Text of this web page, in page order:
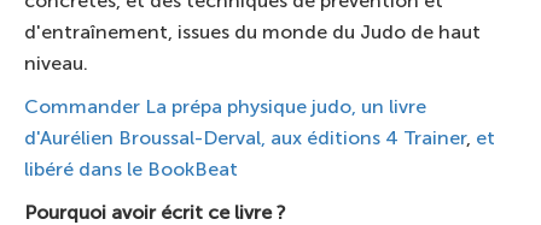
d'entraînement, issues du monde du Judo de haut
niveau.
Commander La prépa physique judo, un livre
d'Aurélien Broussal-Derval, aux éditions 4 Trainer, et
libéré dans le BookBeat
Pourquoi avoir écrit ce livre ?